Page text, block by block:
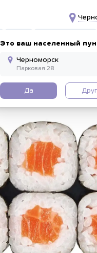
Это ваш населенный
Да